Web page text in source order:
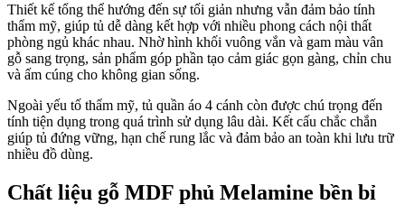
Thiết kế tổng thể hướng đến sự tối giản nhưng vẫn đảm bảo tính
thẩm mỹ, giúp tủ dễ dàng kết hợp với nhiều phong cách nội thất
phòng ngủ khác nhau. Nhờ hình khối vuông vắn và gam màu vân
gỗ sang trọng, sản phẩm góp phần tạo cảm giác gọn gàng, chỉn chu
và ấm cúng cho không gian sống.
Ngoài yếu tố thẩm mỹ, tủ quần áo 4 cánh còn được chú trọng đến
tính tiện dụng trong quá trình sử dụng lâu dài. Kết cấu chắc chắn
giúp tủ đứng vững, hạn chế rung lắc và đảm bảo an toàn khi lưu trữ
nhiều đồ dùng.
Chất liệu gỗ MDF phủ Melamine bền bỉ